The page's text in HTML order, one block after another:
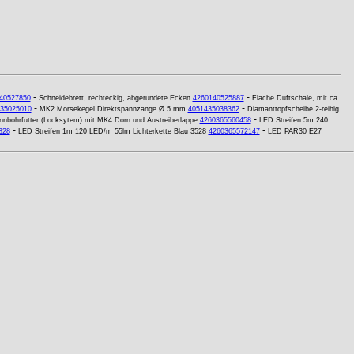
- Schneidebrett, rechteckig, abgerundete Ecken 4260140525887- Flache Duftschale, mit ca.
- MK2 Morsekegel Direktspannzange Ø 5 mm 4051435038362- Diamanttopfscheibe 2-reihig
(Locksytem) mit MK4 Dorn und Austreiberlappe 4260365560458- LED Streifen 5m 240
- LED Streifen 1m 120 LED/m 55lm Lichterkette Blau 3528 4260365572147- LED PAR30 E27